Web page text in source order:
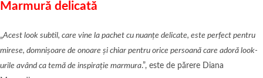
Marmură delicată
„Acest look subtil, care vine la pachet cu nuanțe delicate, este perfect pentru
mirese, domnișoare de onoare și chiar pentru orice persoană care adoră look-
urile având ca temă de inspirație marmura.”, este de părere Diana